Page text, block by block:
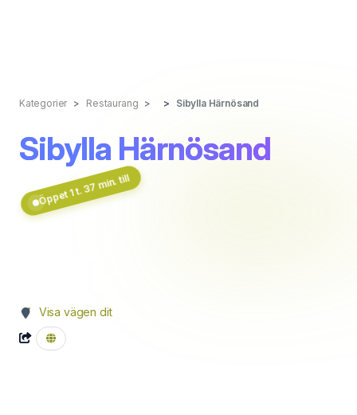
Kategorier Restaurang Sibylla Härnösand
Sibylla Härnösand
Öppet 1 t. 37 min. till
Visa vägen dit